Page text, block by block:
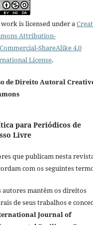
is licensed under a
Attribution-
ShareAlike 4.0
License.
de Direito Autoral
para Periódicos de
Livre
que publicam nesta
com os seguintes
autores mantêm os direitos
de seus trabalhos e
Journal of